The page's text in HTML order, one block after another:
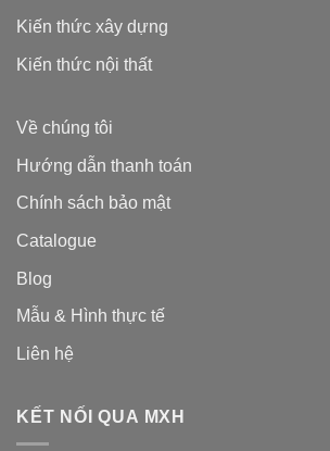
Kiến thức xây dựng
Kiến thức nội thất
Về chúng tôi
Hướng dẫn thanh toán
Chính sách bảo mật
Catalogue
Blog
Mẫu & Hình thực tế
Liên hệ
KẾT NỐI QUA MXH